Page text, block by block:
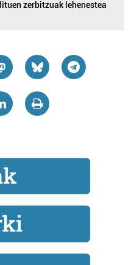
zerbitzuak lehenestea